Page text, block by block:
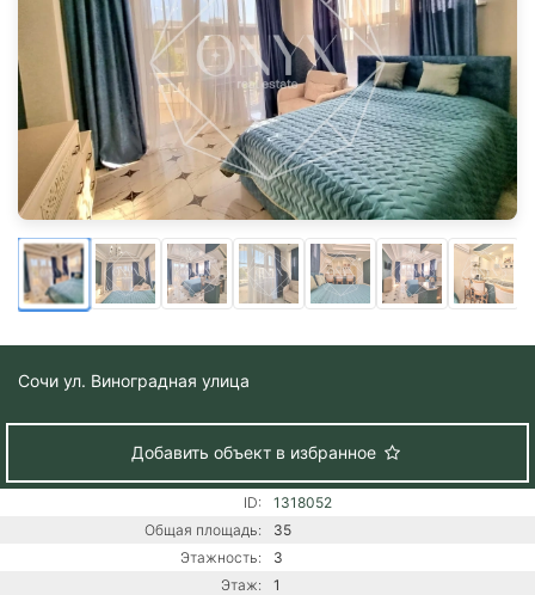
Сочи ул. Виноградная улица
Добавить объект в избранное
ID:
1318052
Общая площадь:
35
Этажность:
3
Этаж:
1